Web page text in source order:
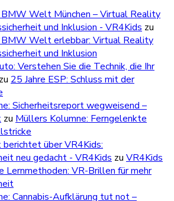
BMW Welt München – Virtual Reality
und Inklusion - VR4Kids zu
BMW Welt erlebbar: Virtual Reality
und Inklusion
Verstehen Sie die Technik, die Ihr
zu 25 Jahre ESP: Schluss mit der
Sicherheitsreport wegweisend –
zu Müllers Kolumne: Ferngelenkte
über VR4Kids:
neu gedacht - VR4Kids zu VR4Kids
Lernmethoden: VR-Brillen für mehr
Cannabis-Aufklärung tut not –